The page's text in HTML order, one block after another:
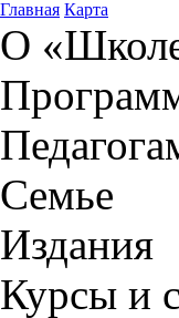
Главная Карта
О
Семье
Издания
Курсы и